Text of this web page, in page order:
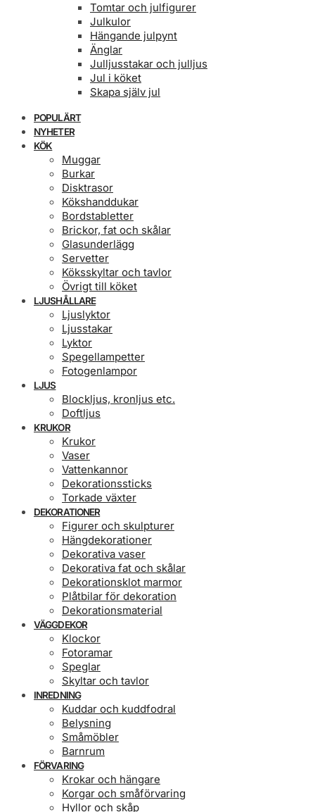
Tomtar och julfigurer
Julkulor
Hängande julpynt
Änglar
Julljusstakar och julljus
Jul i köket
Skapa själv jul
POPULÄRT
NYHETER
KÖK
Muggar
Burkar
Disktrasor
Kökshanddukar
Bordstabletter
Brickor, fat och skålar
Glasunderlägg
Servetter
Köksskyltar och tavlor
Övrigt till köket
LJUSHÅLLARE
Ljuslyktor
Ljusstakar
Lyktor
Spegellampetter
Fotogenlampor
LJUS
Blockljus, kronljus etc.
Doftljus
KRUKOR
Krukor
Vaser
Vattenkannor
Dekorationssticks
Torkade växter
DEKORATIONER
Figurer och skulpturer
Hängdekorationer
Dekorativa vaser
Dekorativa fat och skålar
Dekorationsklot marmor
Plåtbilar för dekoration
Dekorationsmaterial
VÄGGDEKOR
Klockor
Fotoramar
Speglar
Skyltar och tavlor
INREDNING
Kuddar och kuddfodral
Belysning
Småmöbler
Barnrum
FÖRVARING
Krokar och hängare
Korgar och småförvaring
Hyllor och skåp